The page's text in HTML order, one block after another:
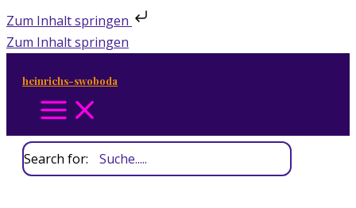
Zum Inhalt springen
Zum Inhalt springen
heinrichs-swoboda
Search for: